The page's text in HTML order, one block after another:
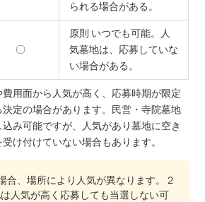
られる場合がある。
〇
原則 いつでも可能。人
気墓地は、応募していな
い場合がある。
用面から人気が高く、応募時期が限定
定の場合があります。民営・寺院墓地
み可能ですが、人気があり墓地に空き
け付けていない場合もあります。
合、場所により人気が異なります。２
人気が高く応募しても当選しない可